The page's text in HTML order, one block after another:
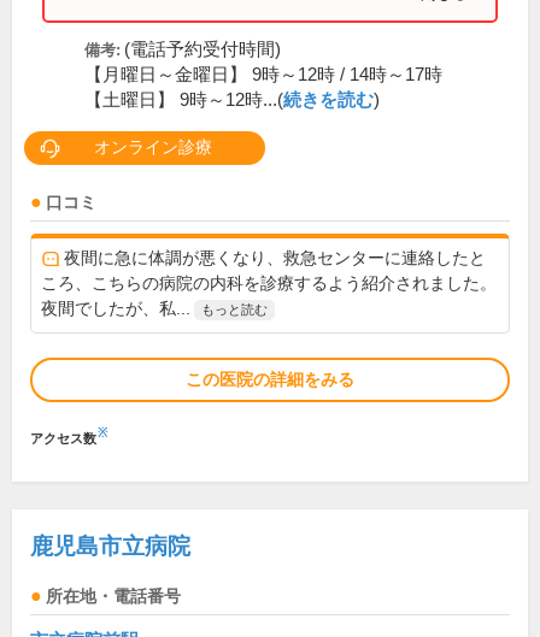
備考: (電話予約受付時間)
【月曜日～金曜日】 9時～12時 / 14時～17時
【土曜日】 9時～12時...(続きを読む)
オンライン診療
口コミ
夜間に急に体調が悪くなり、救急センターに連絡したと
ころ、こちらの病院の内科を診療するよう紹介されました。
夜間でしたが、私...
もっと読む
この医院の詳細をみる
アクセス数※
鹿児島市立病院
所在地・電話番号